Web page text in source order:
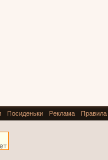
Посиденьки Реклама Правила